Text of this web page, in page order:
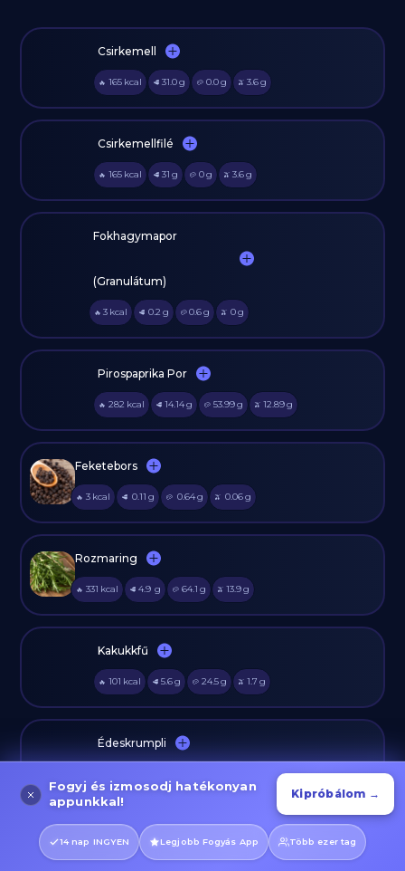
Csirkemell
🔥 165 kcal 🥩 31.0g 🥔 0.0g 🫒 3.6g
Csirkemellfilé
🔥 165 kcal 🥩 31 g 🥔 0g 🫒 3.6g
Fokhagymapor
(Granulátum)
🔥 3 kcal 🥩 0.2 g 🥔 0.6g 🫒 0g
Pirospaprika Por
🔥 282 kcal 🥩 14.14g 🥔 53.99g 🫒 12.89g
Feketebors
🔥 3 kcal 🥩 0.11 g 🥔 0.64g 🫒 0.06g
Rozmaring
🔥 331 kcal 🥩 4.9 g 🥔 64.1 g 🫒 13.9g
Kakukkfű
🔥 101 kcal 🥩 5.6g 🥔 24.5g 🫒 1.7 g
Édeskrumpli
Oliva Olaj
Fogyj és izmosodj hatékonyan
appunkkal!
Kipróbálom →
14 nap INGYEN Legjobb Fogyás App Több ezer tag